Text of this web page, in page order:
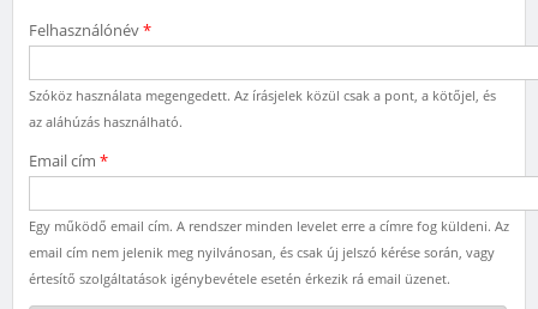
Felhasználónév*
Szóköz használata megengedett. Az írásjelek közül csak a pont, a kötőjel, és
az aláhúzás használható.
Email cím *
Egy működő email cím. A rendszer minden levelet erre a címre fog küldeni. Az
email cím nem jelenik meg nyilvánosan, és csak új jelszó kérése során, vagy
értesítő szolgáltatások igénybevétele esetén érkezik rá email üzenet.